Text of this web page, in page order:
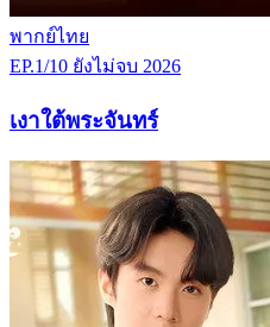
พากย์ไทย
EP.1/10 ยังไม่จบ 2026
เงาใต้พระจันทร์